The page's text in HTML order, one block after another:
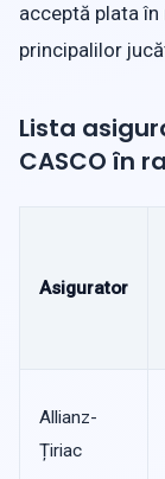
acceptă plata în
principalilor
Lista
CASCO în
Asigurator
Allianz-
Țiriac